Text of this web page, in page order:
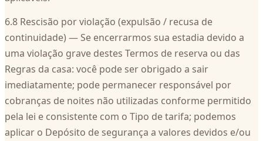
6.8 Rescisão por violação (expulsão / recusa de
continuidade) — Se encerrarmos sua estadia devido a
uma violação grave destes Termos de reserva ou das
Regras da casa: você pode ser obrigado a sair
imediatamente; pode permanecer responsável por
cobranças de noites não utilizadas conforme permitido
pela lei e consistente com o Tipo de tarifa; podemos
aplicar o Depósito de segurança a valores devidos e/ou